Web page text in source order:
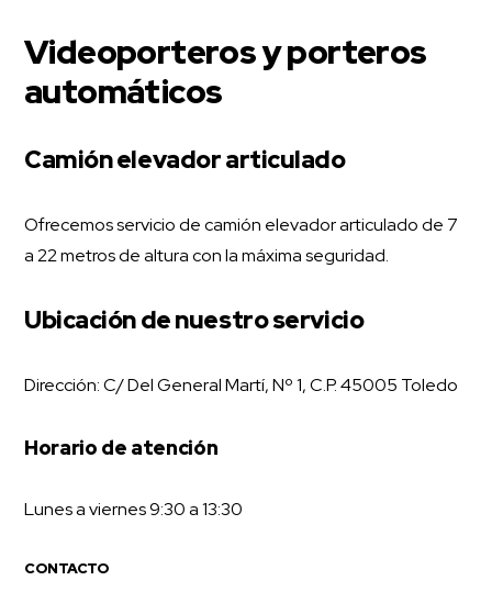
Videoporteros y porteros
automáticos
Camión elevador articulado
Ofrecemos servicio de camión elevador articulado de 7
a 22 metros de altura con la máxima seguridad.
Ubicación de nuestro servicio
Dirección: C/ Del General Martí, Nº 1, C.P. 45005 Toledo
Horario de atención
Lunes a viernes 9:30 a 13:30
CONTACTO